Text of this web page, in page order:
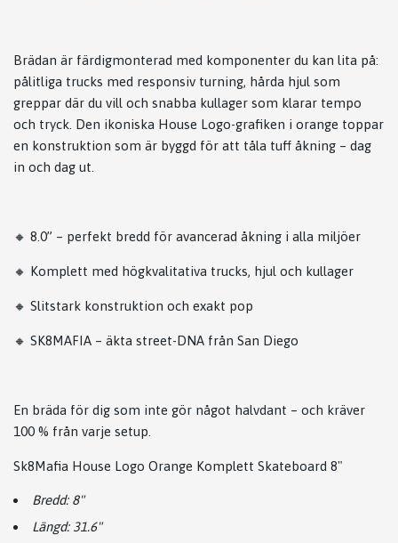
Brädan är färdigmonterad med komponenter du kan lita på:
pålitliga trucks med responsiv turning, hårda hjul som
greppar där du vill och snabba kullager som klarar tempo
och tryck. Den ikoniska House Logo-grafiken i orange toppar
en konstruktion som är byggd för att tåla tuff åkning – dag
in och dag ut.
🔸 8.0” – perfekt bredd för avancerad åkning i alla miljöer
🔸 Komplett med högkvalitativa trucks, hjul och kullager
🔸 Slitstark konstruktion och exakt pop
🔸 SK8MAFIA – äkta street-DNA från San Diego
En bräda för dig som inte gör något halvdant – och kräver
100 % från varje setup.
Sk8Mafia House Logo Orange Komplett Skateboard 8"
Bredd: 8"
Längd: 31.6"